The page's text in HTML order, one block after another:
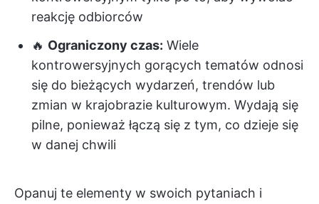
reakcję odbiorców
🔥 Ograniczony czas: Wiele
kontrowersyjnych gorących tematów odnosi
się do bieżących wydarzeń, trendów lub
zmian w krajobrazie kulturowym. Wydają się
pilne, ponieważ łączą się z tym, co dzieje się
w danej chwili
Opanuj te elementy w swoich pytaniach i